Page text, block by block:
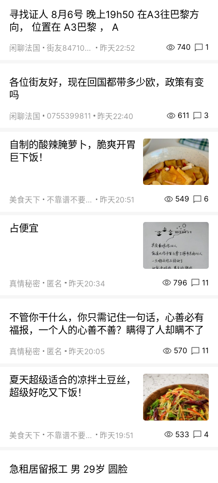
寻找证人 8月6号 晚上19h50 在A3往巴黎方
向， 位置在 A3巴黎 ， A
闲聊法国 街友84710671 昨天22:52 740 1
各位街友好，现在回国都带多少欧，政策有变
吗
闲聊法国 0755399811 昨天22:40 611 3
自制的酸辣腌萝卜，脆爽开胃
巨下饭！
美食天下 不靠谱不要联系 昨天20:51 549 6
占便宜
真情秘密 匿名 昨天20:34 796 11
不管你干什么，你只需记住一句话，心善必有
福报，一个人的心善不善？瞒得了人却瞒不了
真情秘密 匿名 昨天20:05 570 11
夏天超级适合的凉拌土豆丝，
超级好吃又下饭！
美食天下 不靠谱不要联系 昨天19:51 533 4
急租居留报工 男 29岁 圆脸